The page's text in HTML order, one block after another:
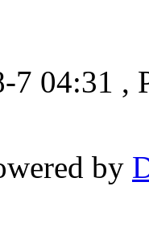
7 04:31 ,
by